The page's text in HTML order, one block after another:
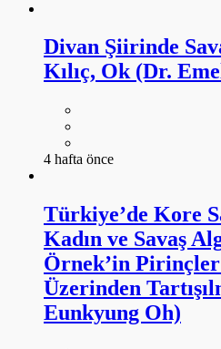
Divan Şiirinde
Kılıç, Ok (Dr.
4 hafta önce
Türkiye’de Kore
Kadın ve Savaş
Örnek’in Pirinçler
Üzerinden
Eunkyung Oh)